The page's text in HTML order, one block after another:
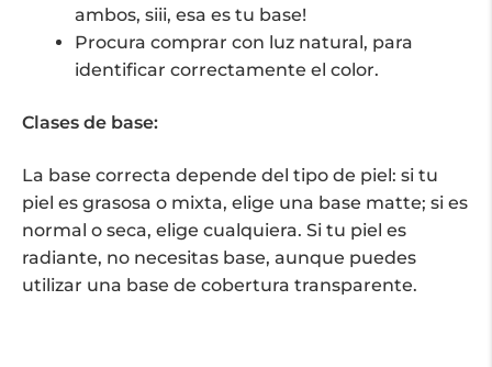
ambos, siii, esa es tu base!
Procura comprar con luz natural, para
identificar correctamente el color.
Clases de base:
La base correcta depende del tipo de piel: si tu
piel es grasosa o mixta, elige una base matte; si es
normal o seca, elige cualquiera. Si tu piel es
radiante, no necesitas base, aunque puedes
utilizar una base de cobertura transparente.